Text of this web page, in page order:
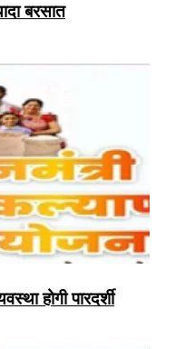
बरसात
होगी पारदर्शी